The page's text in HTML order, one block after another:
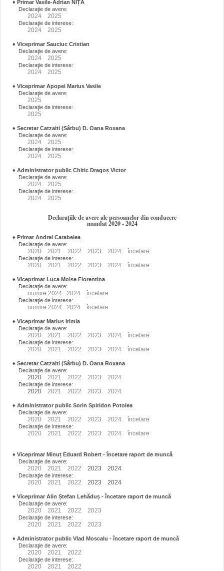
♦ Primar Vasile-Adrian NIȚĂ
Declaraţie de avere:
2024 2025
Declaraţie de interese:
2024 2025
♦ Viceprimar Sauciuc Cristian
Declaraţie de avere:
2024 2025
Declaraţie de interese:
2024 2025
♦ Viceprimar Apopei Marius Vasile
Declaraţie de avere:
2025
Declaraţie de interese:
2025
♦ Secretar Catzaiti (Sârbu) D. Oana Roxana
Declaraţie de avere:
2024 2025
Declaraţie de interese:
2024 2025
♦ Administrator public Chitic Dragoș Victor
Declaraţie de avere:
2024 2025
Declaraţie de interese:
2024 2025
Declarațiile de avere ale persoanelor din conducere
mandat 2020 - 2024
♦ Primar Andrei Carabelea
Declaraţie de avere:
2020 2021 2022 2023 2024 încetare
Declaraţie de interese:
2020 2021 2022 2023 2024 încetare
♦ Viceprimar Luca Moise Florentina
Declaraţie de avere:
numire 2024 2024 încetare
Declaraţie de interese:
numire 2024 2024 încetare
♦ Viceprimar Marius Irimia
Declaraţie de avere:
2020 2021 2022 2023 2024 încetare
Declaraţie de interese:
2020 2021 2022 2023 2024 încetare
♦ Secretar Catzaiti (Sârbu) D. Oana Roxana
Declaraţie de avere:
2020 2021 2022 2023 2024
Declaraţie de interese:
2020 2021 2022 2023 2024
♦ Administrator public Sorin Spiridon Potolea
Declaraţie de avere:
2020 2021 2022 2023 2024 încetare
Declaraţie de interese:
2020 2021 2022 2023 2024 încetare
♦ Viceprimar Minuț Eduard Robert - încetare raport de muncă
Declaraţie de avere:
2020 2021 2022 2023 2024
Declaraţie de interese:
2020 2021 2022 2023 2024
♦ Viceprimar Alin Ștefan Lehăduș - încetare raport de muncă
Declaraţie de avere:
2020 2021 2022 2023
Declaraţie de interese:
2020 2021 2022 2023
♦ Administrator public Vlad Moscalu - încetare raport de muncă
Declaraţie de avere:
2020 2021 2022
Declaraţie de interese:
2020 2021 2022